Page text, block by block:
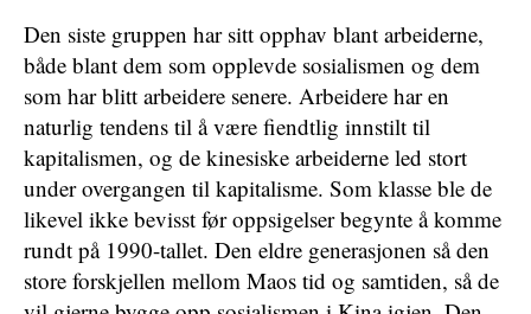
Den siste gruppen har sitt opphav blant arbeiderne,
både blant dem som opplevde sosialismen og dem
som har blitt arbeidere senere. Arbeidere har en
naturlig tendens til å være fiendtlig innstilt til
kapitalismen, og de kinesiske arbeiderne led stort
under overgangen til kapitalisme. Som klasse ble de
likevel ikke bevisst før oppsigelser begynte å komme
rundt på 1990-tallet. Den eldre generasjonen så den
store forskjellen mellom Maos tid og samtiden, så de